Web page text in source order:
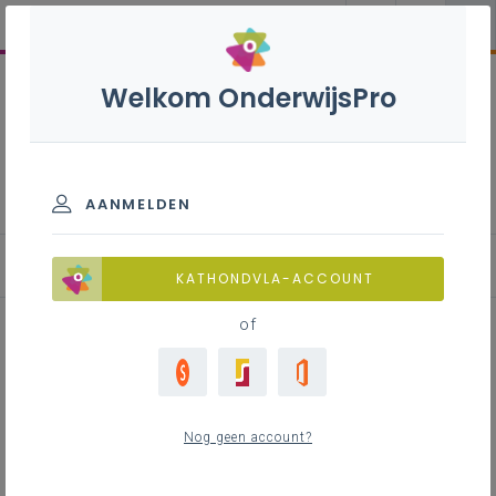
Leerplandoel in de kijker:
Welkom OnderwijsPro
AANMELDEN
KATHONDVLA-ACCOUNT
of
Nog geen account?